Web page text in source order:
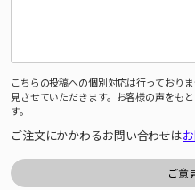
こちらの投稿への個別対応は行っており
見させていただきます。お客様の声をも
す。
ご注文にかかわるお問い合わせは